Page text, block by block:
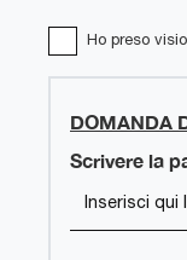
Ho preso
DOMANDA
Scrivere la